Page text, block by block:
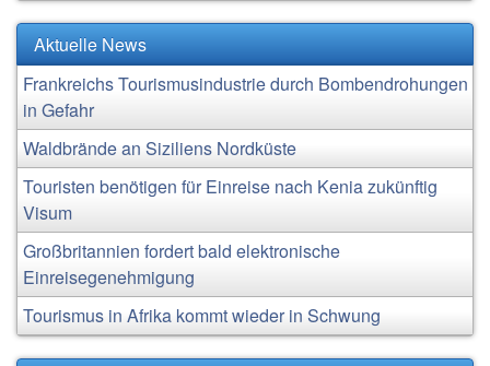
Aktuelle News
Frankreichs Tourismusindustrie durch Bombendrohungen
in Gefahr
Waldbrände an Siziliens Nordküste
Touristen benötigen für Einreise nach Kenia zukünftig
Visum
Großbritannien fordert bald elektronische
Einreisegenehmigung
Tourismus in Afrika kommt wieder in Schwung